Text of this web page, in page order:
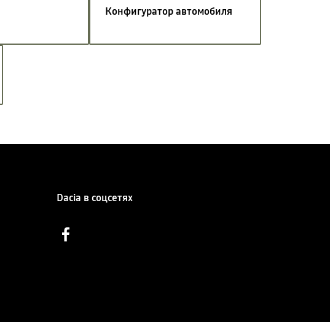
Конфигуратор автомобиля
Dacia в соцсетях